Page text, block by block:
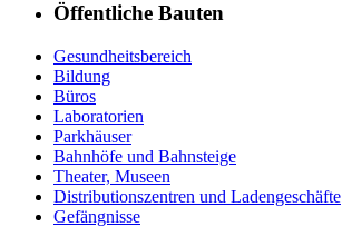
Öffentliche Bauten
Gesundheitsbereich
Bildung
Büros
Laboratorien
Parkhäuser
Bahnhöfe und Bahnsteige
Theater, Museen
Distributionszentren und Ladengeschäfte
Gefängnisse